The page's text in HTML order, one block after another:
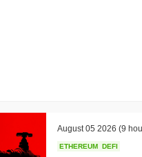
August 05 2026 (9
ETHEREUM DEFI